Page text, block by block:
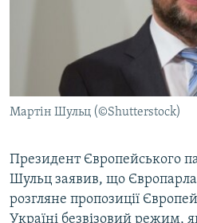
КРИМ РЕАЛІЇ
РУС
КТАТ
ДОЛУЧАЙСЯ!
Мартін Шульц (©Shutterstock)
Президент Європейського
Шульц заявив, що
розгляне пропозиції
Україні безвізовий режим,